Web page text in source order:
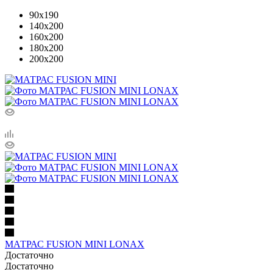
90x190
140x200
160x200
180x200
200x200
МАТРАС FUSION MINI LONAX
Достаточно
Достаточно